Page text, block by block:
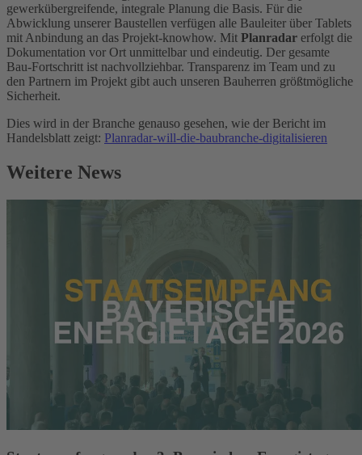
gewerkübergreifende, integrale Planung die Basis. Für die
Abwicklung unserer Baustellen verfügen alle Bauleiter über Tablets
mit Anbindung an das Projekt-knowhow. Mit Planradar erfolgt die
Dokumentation vor Ort unmittelbar und eindeutig. Der gesamte
Bau-Fortschritt ist nachvollziehbar. Transparenz im Team und zu
den Partnern im Projekt gibt auch unseren Bauherren größtmögliche
Sicherheit.
Dies wird in der Branche genauso gesehen, wie der Bericht im
Handelsblatt zeigt: Planradar-will-die-baubranche-digitalisieren
Weitere News